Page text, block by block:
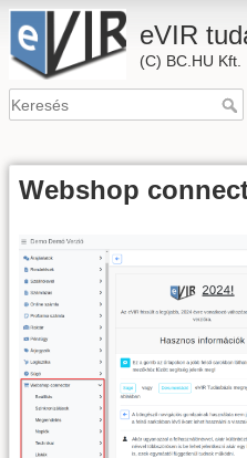
eVIR
(C) BC.HU Kft.
Webshop